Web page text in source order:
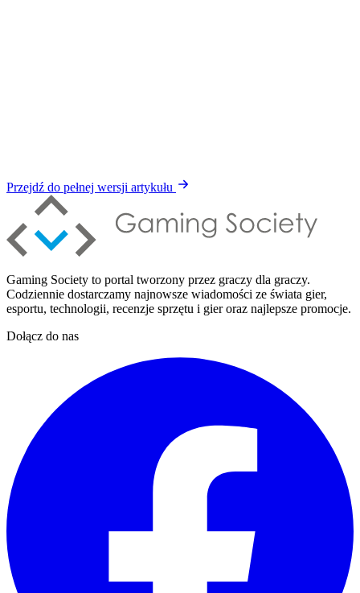
Przejdź do pełnej wersji artykułu
Gaming Society to portal tworzony przez graczy dla graczy.
Codziennie dostarczamy najnowsze wiadomości ze świata gier,
esportu, technologii, recenzje sprzętu i gier oraz najlepsze promocje.
Dołącz do nas